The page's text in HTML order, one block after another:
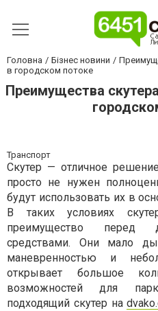
Головна Бізнес новини
в городском потоке
Преимущества
Транспорт
Скутер — отличное
просто не нужен
будут использовать их в
В таких условиях
преимущество перед
средствами. Они мало
маневренностью и
открывает большое
возможностей для
подходящий скутер на